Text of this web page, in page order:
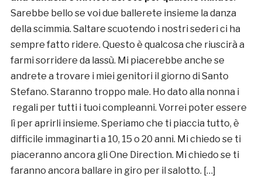
Sarebbe bello se voi due ballerete insieme la danza
della scimmia. Saltare scuotendo i nostri sederi ci ha
sempre fatto ridere. Questo è qualcosa che riuscirà a
farmi sorridere da lassù. Mi piacerebbe anche se
andrete a trovare i miei genitori il giorno di Santo
Stefano. Staranno troppo male. Ho dato alla nonna i
regali per tutti i tuoi compleanni. Vorrei poter essere
lì per aprirli insieme. Speriamo che ti piaccia tutto, è
difficile immaginarti a 10, 15 o 20 anni. Mi chiedo se ti
piaceranno ancora gli One Direction. Mi chiedo se ti
faranno ancora ballare in giro per il salotto. […]